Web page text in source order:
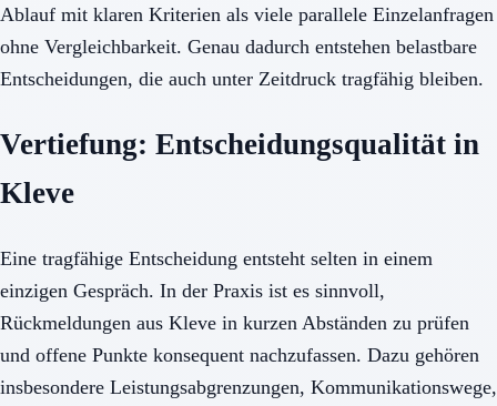
Ablauf mit klaren Kriterien als viele parallele Einzelanfragen
ohne Vergleichbarkeit. Genau dadurch entstehen belastbare
Entscheidungen, die auch unter Zeitdruck tragfähig bleiben.
Vertiefung: Entscheidungsqualität in
Kleve
Eine tragfähige Entscheidung entsteht selten in einem
einzigen Gespräch. In der Praxis ist es sinnvoll,
Rückmeldungen aus Kleve in kurzen Abständen zu prüfen
und offene Punkte konsequent nachzufassen. Dazu gehören
insbesondere Leistungsabgrenzungen, Kommunikationswege,